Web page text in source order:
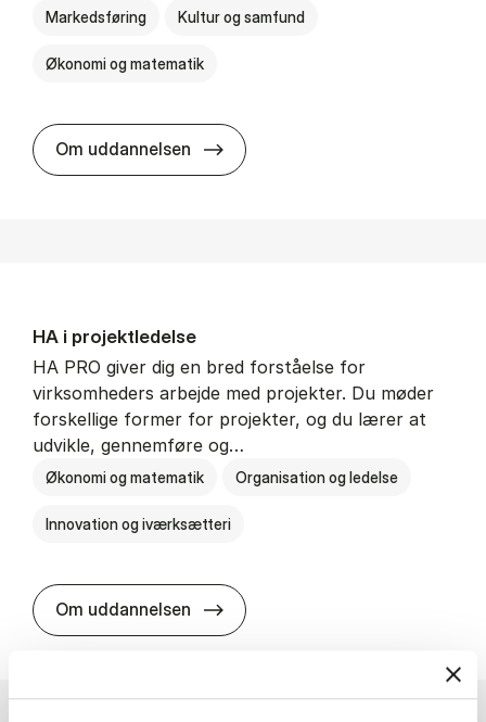
Markedsføring Kultur og samfund
Økonomi og matematik
Om uddannelsen HA i mar­keds- og kul­tu­r­a­na­ly­se
HA i pro­jekt­le­del­se
HA PRO giver dig en bred forståelse for
virksomheders arbejde med projekter. Du møder
forskellige former for projekter, og du lærer at
udvikle, gennemføre og…
Økonomi og matematik Organisation og ledelse
Innovation og iværksætteri
Om uddannelsen HA i pro­jekt­le­del­se